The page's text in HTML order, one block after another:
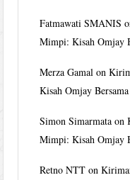
Fatmawati SMANIS
Mimpi: Kisah Omjay
Merza Gamal on
Kisah Omjay
Simon Simarmata on
Mimpi: Kisah Omjay
Retno NTT on